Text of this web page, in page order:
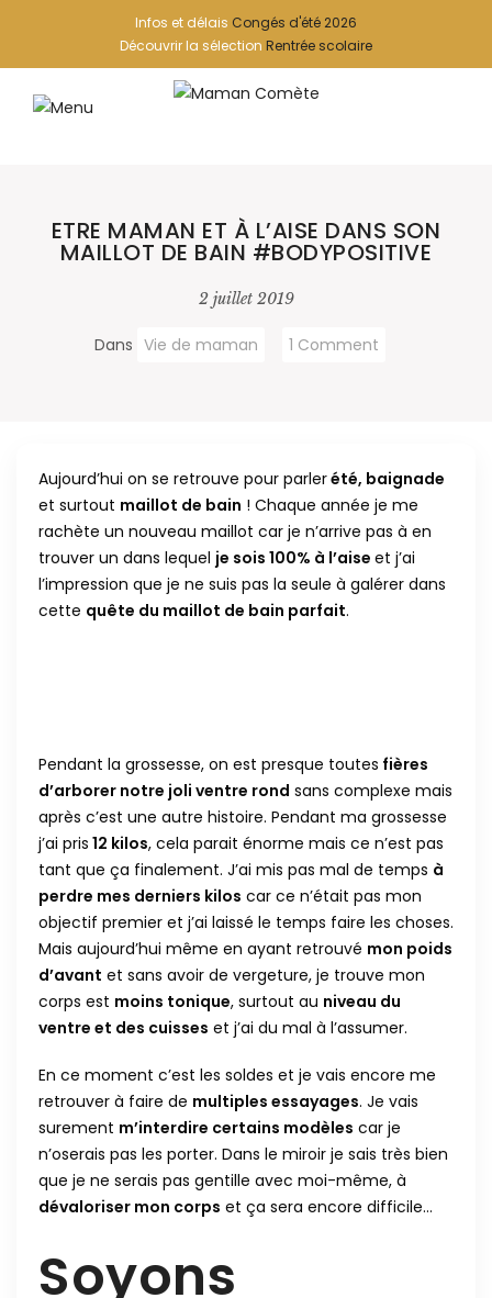
Infos et délais Congés d'été 2026
Découvrir la sélection Rentrée scolaire
ETRE MAMAN ET À L’AISE DANS SON
MAILLOT DE BAIN #BODYPOSITIVE
2 juillet 2019
Dans Vie de maman 1 Comment
Aujourd’hui on se retrouve pour parlerété, baignade
et surtout maillot de bain ! Chaque année je me
rachète un nouveau maillot car je n’arrive pas à en
trouver un dans lequel je sois 100% à l’aise et j’ai
l’impression que je ne suis pas la seule à galérer dans
cette quête du maillot de bain parfait.
Pendant la grossesse, on est presque toutes fières
d’arborer notre joli ventre rond sans complexe mais
après c’est une autre histoire. Pendant ma grossesse
j’ai pris 12 kilos, cela parait énorme mais ce n’est pas
tant que ça finalement. J’ai mis pas mal de temps à
perdre mes derniers kilos car ce n’était pas mon
objectif premier et j’ai laissé le temps faire les choses.
Mais aujourd’hui même en ayant retrouvé mon poids
d’avant et sans avoir de vergeture, je trouve mon
corps est moins tonique, surtout au niveau du
ventre et des cuisses et j’ai du mal à l’assumer.
En ce moment c’est les soldes et je vais encore me
retrouver à faire de multiples essayages. Je vais
surement m’interdire certains modèles car je
n’oserais pas les porter. Dans le miroir je sais très bien
que je ne serais pas gentille avec moi-même, à
dévaloriser mon corps et ça sera encore difficile…
Soyons